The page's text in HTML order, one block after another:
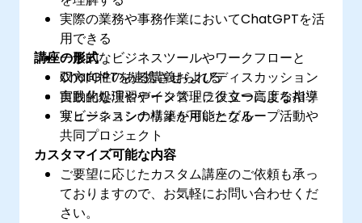
実際の業務や事務作業においてChatGPTを活
用できる
一般的なビジネスツールやワークフローと
ChatGPTを連携させられる
自動化処理やデータ管理に役立つ高度なAIソ
リューションの構築が可能となる
講座の形式
双方向性のある講義およびディスカッション
実践的な演習やインストラクターによる指導
実ビジネスシナリオを用いたグループ活動や
共同プロジェクト
カスタマイズ可能な内容
ご要望に応じたカスタム講座のご依頼も承っ
ておりますので、お気軽にお問い合わせくだ
さい。